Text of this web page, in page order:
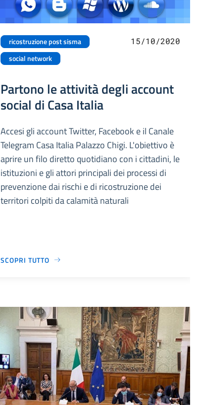
ricostruzione post sisma
social network
15/10/2020
Partono le attività degli account
social di Casa Italia
Accesi gli account Twitter, Facebook e il Canale
Telegram Casa Italia Palazzo Chigi. L'obiettivo è
aprire un filo diretto quotidiano con i cittadini, le
istituzioni e gli attori principali dei processi di
prevenzione dai rischi e di ricostruzione dei
territori colpiti da calamità naturali
SCOPRI TUTTO